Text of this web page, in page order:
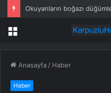
Menü
Anasayfa / Haber
Haber